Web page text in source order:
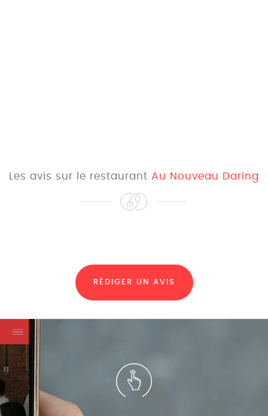
Les avis sur le restaurant Au Nouveau Daring
RÉDIGER UN AVIS